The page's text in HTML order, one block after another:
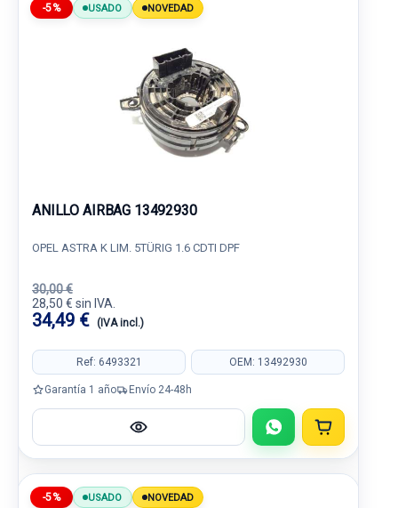
-5% USADO NOVEDAD
ANILLO AIRBAG 13492930
OPEL ASTRA K LIM. 5TÜRIG 1.6 CDTI DPF
30,00 €
28,50 € sin IVA.
34,49 € (IVA incl.)
Ref: 6493321 OEM: 13492930
Garantía 1 año Envío 24-48h
-5% USADO NOVEDAD